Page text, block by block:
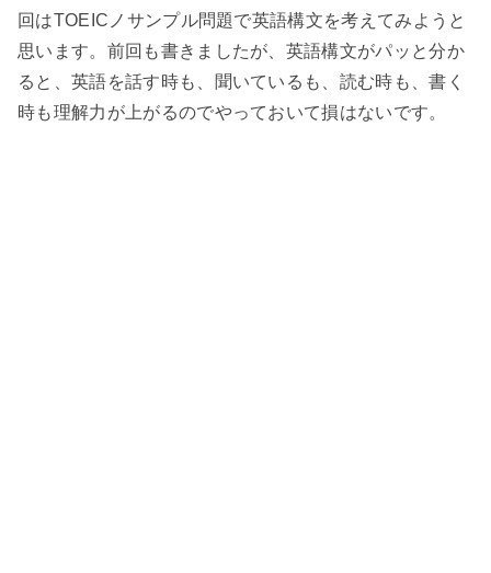
回はTOEICノサンプル問題で英語構文を考えてみようと
思います。前回も書きましたが、英語構文がパッと分か
ると、英語を話す時も、聞いているも、読む時も、書く
時も理解力が上がるのでやっておいて損はないです。